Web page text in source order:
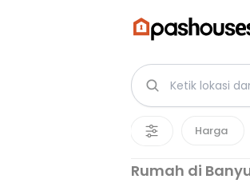
Harga
Rumah di